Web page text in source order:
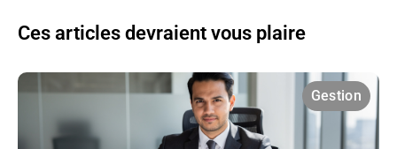
Ces articles devraient vous plaire
Gestion